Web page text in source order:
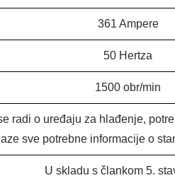
361 Ampere
50 Hertza
1500 obr/min
radi o uređaju za hlađenje,
sve potrebne informacije o
U skladu s člankom 5.